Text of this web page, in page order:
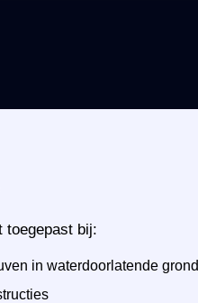
toegepast bij:
in waterdoorlatende grond